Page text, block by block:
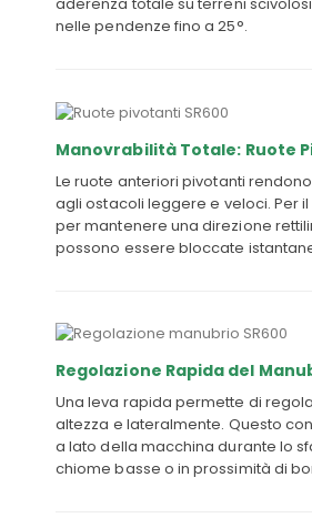
aderenza totale su terreni
nelle pendenze fino a 25°.
Manovrabilità Totale: Ruote
Le ruote anteriori pivotanti
agli ostacoli leggere e veloci. Per
per mantenere una direzione
possono essere bloccate
Regolazione Rapida del
Una leva rapida permette di
altezza e lateralmente. Questo
a lato della macchina durante lo
chiome basse o in prossimità di